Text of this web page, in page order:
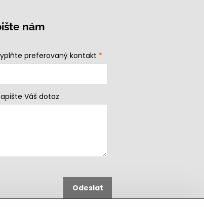
nám
preferovaný kontakt *
Váš dotaz
Odeslat